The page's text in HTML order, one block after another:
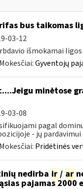
bus taikomas
03-12
išmokamai
Mokesčiai:Gyventojų
minėtose
03-08
pagal
- jų
Mokesčiai: Pridėtinės
nedirba ir/ ar
pajamas